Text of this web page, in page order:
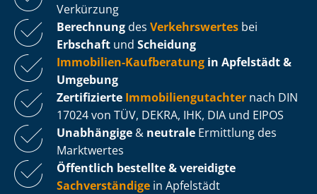
Verkürzung
Berechnung des Verkehrswertes bei
Erbschaft und Scheidung
Immobilien-Kaufberatung in Apfelstädt &
Umgebung
Zertifizierte Im­mo­bi­li­en­gut­ach­ter nach DIN
17024 von TÜV, DEKRA, IHK, DIA und EIPOS
Unabhängige & neutrale Ermittlung des
Marktwertes
Öffentlich bestellte & vereidigte
Sachverständige in Apfelstädt